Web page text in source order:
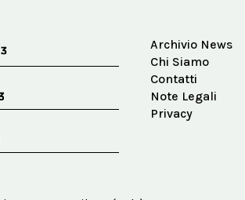
Archivio News
Chi Siamo
Contatti
Note Legali
Privacy